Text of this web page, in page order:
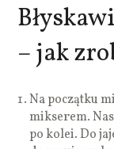
– jak
Na początku
mikserem.
po kolei. Do